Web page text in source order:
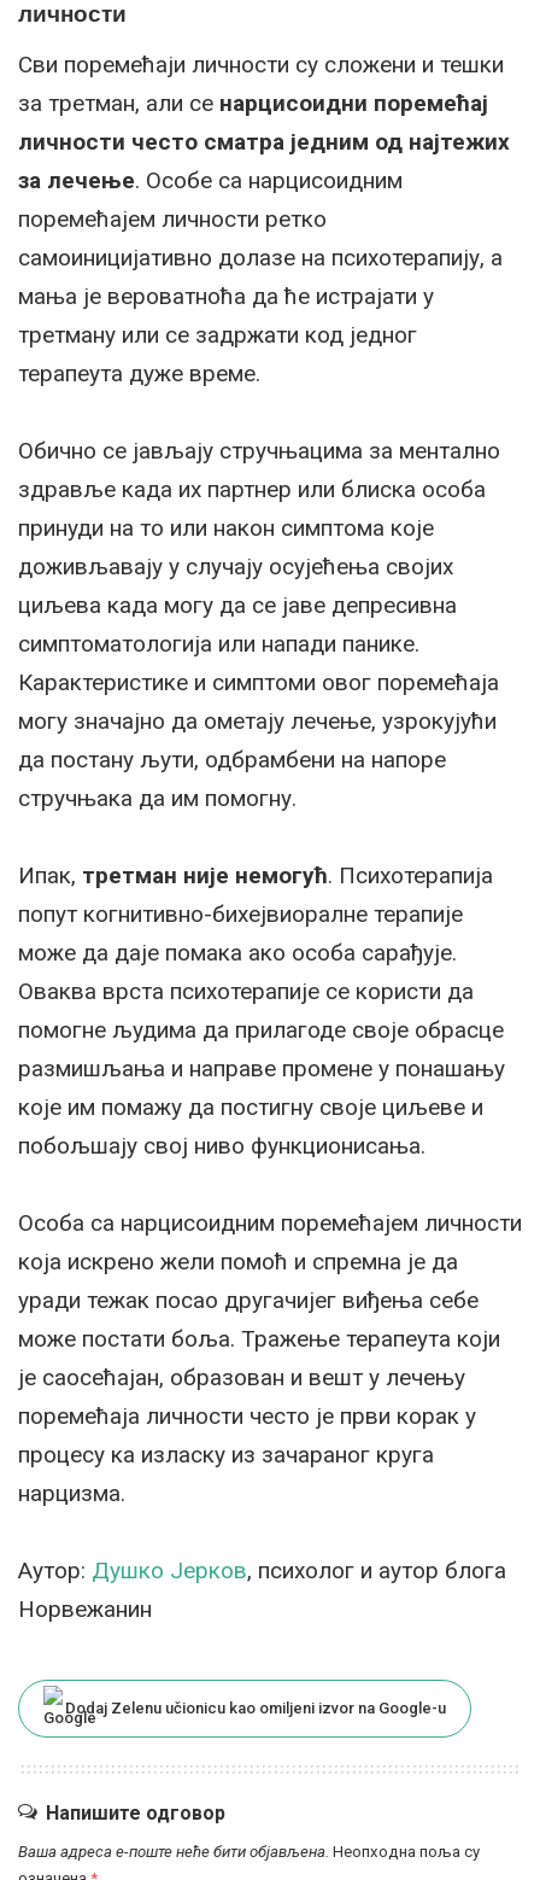
личности
Сви поремећаји личности су сложени и тешки
за третман, али се нарцисоидни поремећај
личности често сматра једним од најтежих
за лечење. Особе са нарцисоидним
поремећајем личности ретко
самоиницијативно долазе на психотерапију, а
мања је вероватноћа да ће истрајати у
третману или се задржати код једног
терапеута дуже време.
Обично се јављају стручњацима за ментално
здравље када их партнер или блиска особа
принуди на то или након симптома које
доживљавају у случају осујећења својих
циљева када могу да се јаве депресивна
симптоматологија или напади панике.
Карактеристике и симптоми овог поремећаја
могу значајно да ометају лечење, узрокујући
да постану љути, одбрамбени на напоре
стручњака да им помогну.
Ипак, третман није немогућ. Психотерапија
попут когнитивно-бихејвиоралне терапије
може да даје помака ако особа сарађује.
Оваква врста психотерапије се користи да
помогне људима да прилагоде своје обрасце
размишљања и направе промене у понашању
које им помажу да постигну своје циљеве и
побољшају свој ниво функционисања.
Особа са нарцисоидним поремећајем личности
која искрено жели помоћ и спремна је да
уради тежак посао другачијег виђења себе
може постати боља. Тражење терапеута који
је саосећајан, образован и вешт у лечењу
поремећаја личности често је први корак у
процесу ка изласку из зачараног круга
нарцизма.
Аутор: Душко Јерков, психолог и аутор блога
Норвежанин
Dodaj Zelenu učionicu kao omiljeni izvor na Google-u
Напишите одговор
Ваша адреса е-поште неће бити објављена. Неопходна поља су